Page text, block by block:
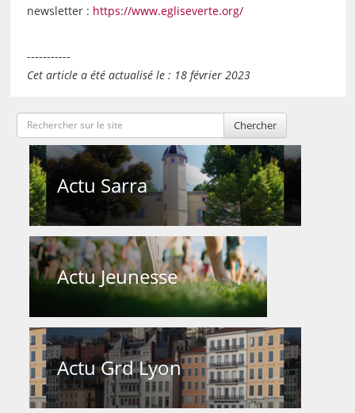
newsletter : https://www.egliseverte.org/
-----------
Cet article a été actualisé le : 18 février 2023
Chercher
Actu Sarra
Actu Jeunesse
Actu Grd Lyon